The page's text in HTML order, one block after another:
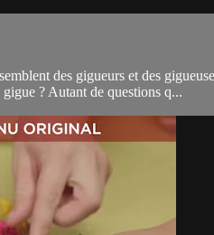
des gigueurs et des
? Autant de questions q...